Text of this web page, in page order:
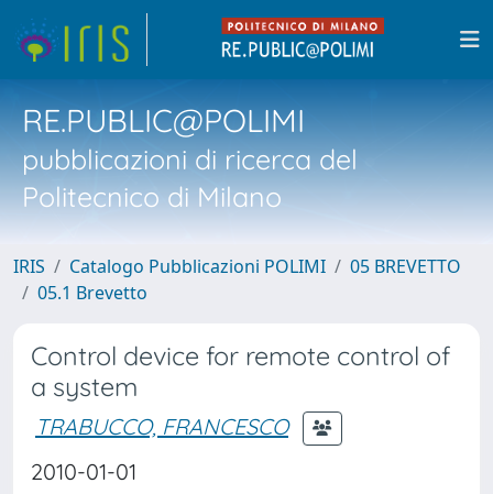
RE.PUBLIC@POLIMI
pubblicazioni di ricerca del
Politecnico di Milano
IRIS Catalogo Pubblicazioni POLIMI
05 BREVETTO
05.1 Brevetto
Control device for remote control of
a system
TRABUCCO, FRANCESCO
2010-01-01